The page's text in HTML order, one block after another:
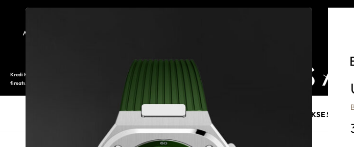
Kredi Kartı ile 12 aya varan taksitli alışveriş imkanı. Üstelik ilk 6 taksite %0 komisyon
fırsatı.
SAAT AKSESUARLARITAKI VE MÜCEVHER PURO